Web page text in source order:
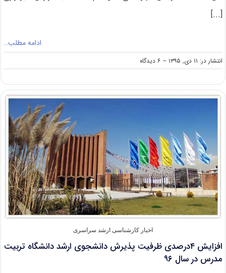
[...]
ادامه مطلب…
انتشار در: ۱۱ دی, ۱۳۹۵ -- ۶ دیدگاه
on
عدم
شهریه
مقطع
پیام
نور
اخبار کارشناسی ارشد سراسری
افزایش ۴درصدی ظرفیت پذیرش دانشجوی ارشد دانشگاه تربیت
مدرس در سال ۹۶